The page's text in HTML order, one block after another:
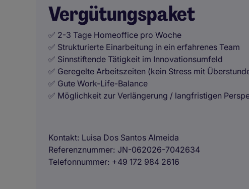
Vergütungspaket
✅ 2-3 Tage Homeoffice pro Woche
✅ Strukturierte Einarbeitung in ein erfahrenes Team
✅ Sinnstiftende Tätigkeit im Innovationsumfeld
✅ Geregelte Arbeitszeiten (kein Stress mit
✅ Gute Work-Life-Balance
✅ Möglichkeit zur Verlängerung / langfristigen
Kontakt Luisa Dos Santos Almeida
Referenznummer JN-062026-7042634
Telefonnummer +49 172 984 2616